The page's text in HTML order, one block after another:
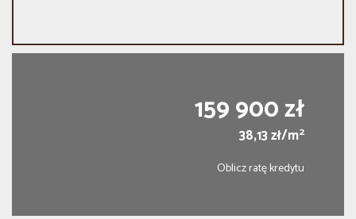
159 900 zł
38,13 zł/m2
Oblicz ratę kredytu